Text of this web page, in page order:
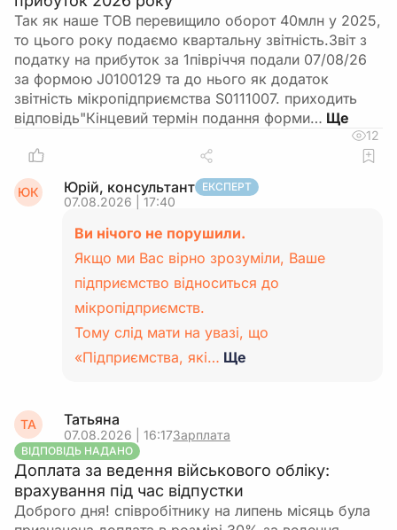
Так як наше ТОВ перевищило оборот 40млн у 2025,
то цього року подаємо квартальну звітність.Звіт з
податку на прибуток за 1півріччя подали 07/08/26
за формою J0100129 та до нього як додаток
звітність мікропідприємства S0111007. приходить
відповідь"Кінцевий термін подання форми…
12
ЮК Юрій, консультант ЕКСПЕРТ
07.08.2026 | 17:40
Ви нічого не порушили.
Якщо ми Вас вірно зрозуміли, Ваше
підприємство відноситься до
мікропідприємств.
Тому слід мати на увазі, що
«Підприємства, які… Ще
ТА Татьяна
07.08.2026 | 16:17Зарплата
ВІДПОВІДЬ НАДАНО
Доплата за ведення військового обліку:
врахування під час відпустки
Доброго дня! співробітнику на липень місяць була